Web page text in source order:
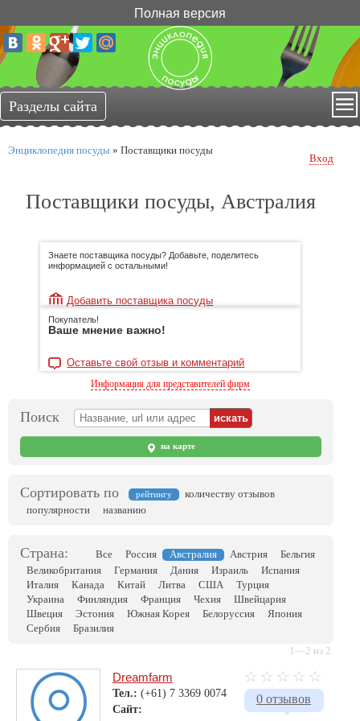
Полная версия
Энциклопедия посуды » Поставщики посуды
Вход
Поставщики посуды, Австралия
Знаете поставщика посуды? Добавьте, поделитесь
информацией с остальными!
Добавить поставщика посуды
Покупатель!
Ваше мнение важно!
Оставьте свой отзыв и комментарий
Информация для представителей фирм
Поиск
на карте
Сортировать по рейтингу
количеству отзывов
популярности
названию
Страна: Все Россия Австралия Австрия
Бельгия
Великобритания
Германия Дания Израиль
Испания
Италия
Канада Китай Литва США
Турция
Украина
Финляндия Франция Чехия
Швейцария
Швеция
Эстония Южная Корея Белоруссия
Япония
Сербия
Бразилия
1—2 из 2.
0 отзывов
Dreamfarm
Тел.: (+61) 7 3369 0074
Сайт: